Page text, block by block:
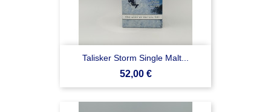
Talisker Storm Single Malt...
Prezzo
52,00 €